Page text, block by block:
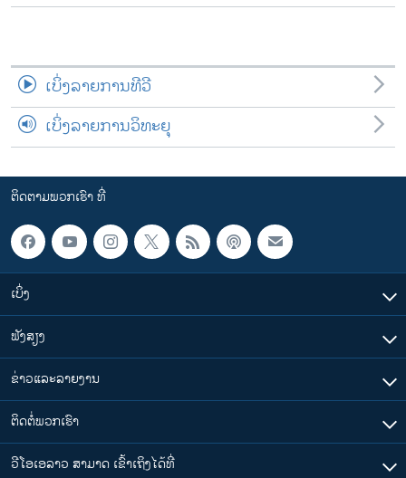
ເບິ່ງລາຍການທີວີ
ເບິ່ງລາຍການວິທະຍຸ
ຕິດຕາມພວກເຮົາ ທີ່
ເບິ່ງ
ຟັງສຽງ
ຂ່າວແລະລາຍງານ
ຕິດຕໍ່ພວກເຮົາ
ວີໂອເອລາວ ສາມາດ ເຂົ້າເຖິງໄດ້ທີ່